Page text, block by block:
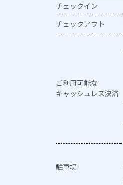
チェックイン
チェックアウト
ご利用可能な
キャッシュレス決済
駐車場